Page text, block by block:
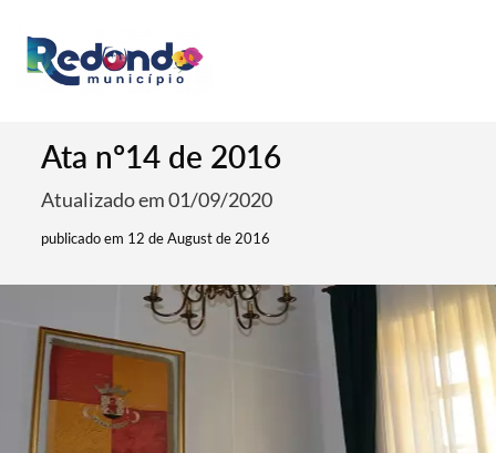
Ata nº14 de 2016
Atualizado em 01/09/2020
publicado em 12 de August de 2016